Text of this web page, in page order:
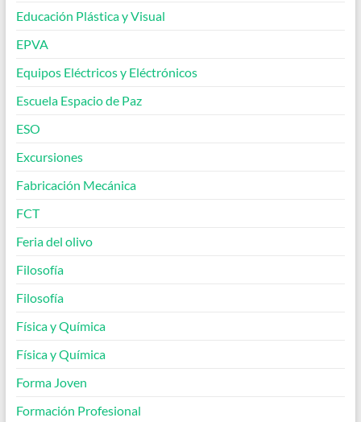
Educación Plástica y Visual
EPVA
Equipos Eléctricos y Eléctrónicos
Escuela Espacio de Paz
ESO
Excursiones
Fabricación Mecánica
FCT
Feria del olivo
Filosofía
Filosofía
Física y Química
Física y Química
Forma Joven
Formación Profesional